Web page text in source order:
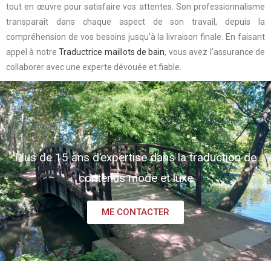
tout en œuvre pour satisfaire vos attentes. Son professionnalisme
transparaît dans chaque aspect de son travail, depuis la
compréhension de vos besoins jusqu’à la livraison finale. En faisant
appel à notreTraductrice maillots de bain, vous avez l’assurance de
collaborer avec une experte dévouée et fiable.
Plus de 15 ans d’expertise dans la traduction de
contenus mode et luxe
ME CONTACTER